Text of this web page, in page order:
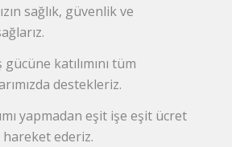
sağlık, güvenlik ve
gücüne katılımını tüm
destekleriz.
yapmadan eşit işe eşit ücret
hareket ederiz.